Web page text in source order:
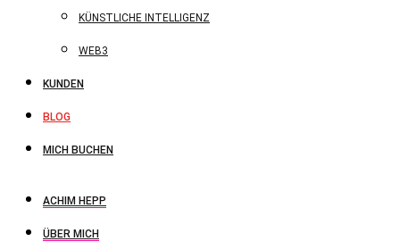
KÜNSTLICHE INTELLIGENZ
WEB3
KUNDEN
BLOG
MICH BUCHEN
ACHIM HEPP
ÜBER MICH